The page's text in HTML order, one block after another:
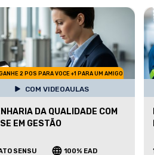
2 POS PARA VOCE +1 PARA UM AMIGO
COM VIDEOAULAS
DA QUALIDADE COM
EM GESTÃO
SENSU 100% EAD